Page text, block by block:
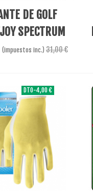
Al CarritoDE GOLF
SPECTRUM
LADY
(impuestos inc.) 31,00 €
DTO-4,00 €